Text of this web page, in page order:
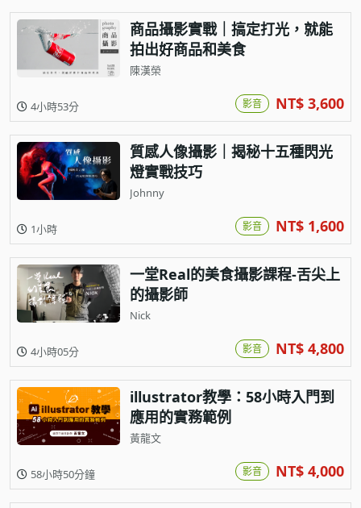
商品攝影實戰｜搞定打光，就能
拍出好商品和美食
陳漢榮
4小時53分 影音 NT$ 3,600
質感人像攝影｜揭秘十五種閃光
燈實戰技巧
Johnny
1小時 影音 NT$ 1,600
一堂Real的美食攝影課程-舌尖上
的攝影師
Nick
4小時05分 影音 NT$ 4,800
illustrator教學：58小時入門到
應用的實務範例
黃龍文
58小時50分鐘 影音 NT$ 4,000